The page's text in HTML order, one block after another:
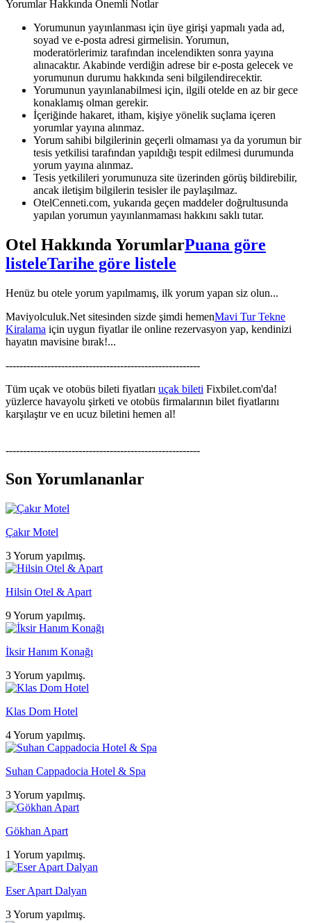
Yorumlar Hakkında Önemli Notlar
Yorumunun yayınlanması için üye girişi yapmalı yada ad,
soyad ve e-posta adresi girmelisin. Yorumun,
moderatörlerimiz tarafından incelendikten sonra yayına
alınacaktır. Akabinde verdiğin adrese bir e-posta gelecek ve
yorumunun durumu hakkında seni bilgilendirecektir.
Yorumunun yayınlanabilmesi için, ilgili otelde en az bir gece
konaklamış olman gerekir.
İçeriğinde hakaret, itham, kişiye yönelik suçlama içeren
yorumlar yayına alınmaz.
Yorum sahibi bilgilerinin geçerli olmaması ya da yorumun bir
tesis yetkilisi tarafından yapıldığı tespit edilmesi durumunda
yorum yayına alınmaz.
Tesis yetkilileri yorumunuza site üzerinden görüş bildirebilir,
ancak iletişim bilgilerin tesisler ile paylaşılmaz.
OtelCenneti.com, yukarıda geçen maddeler doğrultusunda
yapılan yorumun yayınlanmaması hakkını saklı tutar.
Otel Hakkında YorumlarPuana göre
listeleTarihe göre listele
Henüz bu otele yorum yapılmamış, ilk yorum yapan siz olun...
Maviyolculuk.Net sitesinden sizde şimdi hemenMavi Tur Tekne
Kiralama için uygun fiyatlar ile online rezervasyon yap, kendinizi
hayatın mavisine bırak!...
--------------------------------------------------------
Tüm uçak ve otobüs bileti fiyatları uçak bileti Fixbilet.com'da!
yüzlerce havayolu şirketi ve otobüs firmalarının bilet fiyatlarını
karşılaştır ve en ucuz biletini hemen al!
--------------------------------------------------------
Son Yorumlananlar
Çakır Motel
3 Yorum yapılmış.
Hilsin Otel & Apart
9 Yorum yapılmış.
İksir Hanım Konağı
3 Yorum yapılmış.
Klas Dom Hotel
4 Yorum yapılmış.
Suhan Cappadocia Hotel & Spa
3 Yorum yapılmış.
Gökhan Apart
1 Yorum yapılmış.
Eser Apart Dalyan
3 Yorum yapılmış.